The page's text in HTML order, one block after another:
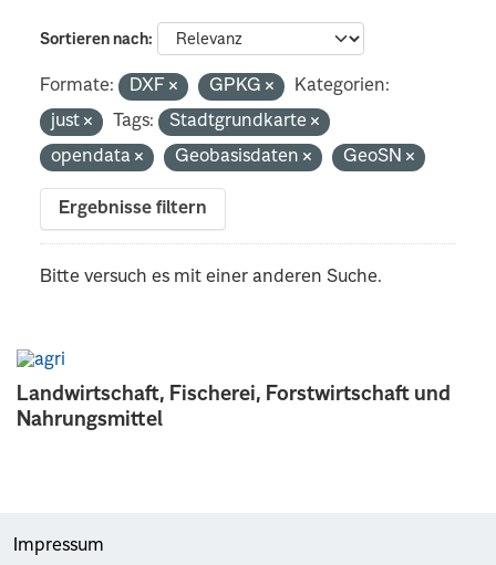
Landwirtschaft, Fischerei, Forstwirtschaft und
Nahrungsmittel
Sortieren nach
Formate: DXF GPKG
Kategorien:
just
Tags:
Stadtgrundkarte
opendata
Geobasisdaten GeoSN
Ergebnisse filtern
Bitte versuch es mit einer anderen Suche.
Impressum